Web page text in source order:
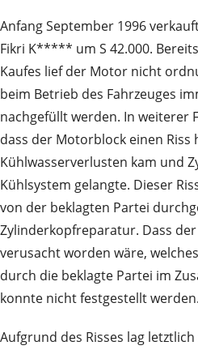
Anfang September 1996
Fikri K***** um S 42.000.
Kaufes lief der Motor nicht
beim Betrieb des Fahrzeuges
nachgefüllt werden. In weiterer
dass der Motorblock einen Riss
Kühlwasserverlusten kam und
Kühlsystem gelangte. Dieser
von der beklagten Partei
Zylinderkopfreparatur. Dass
verusacht worden wäre,
durch die beklagte Partei im
konnte nicht festgestellt werden.
Aufgrund des Risses lag